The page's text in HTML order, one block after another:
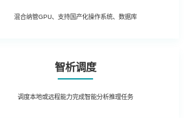
混合纳管GPU、支持国产化操作系统、数据库
智析调度
调度本地或远程能力完成智能分析推理任务